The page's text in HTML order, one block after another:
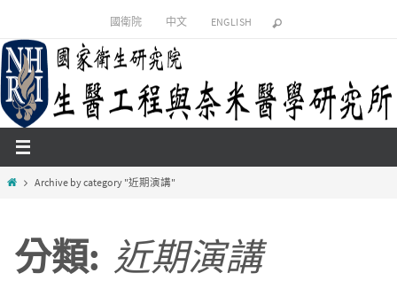
to
content
國衛院 中文 ENGLISH
HomeArchive by category "近期演講"
分類: 近期演講